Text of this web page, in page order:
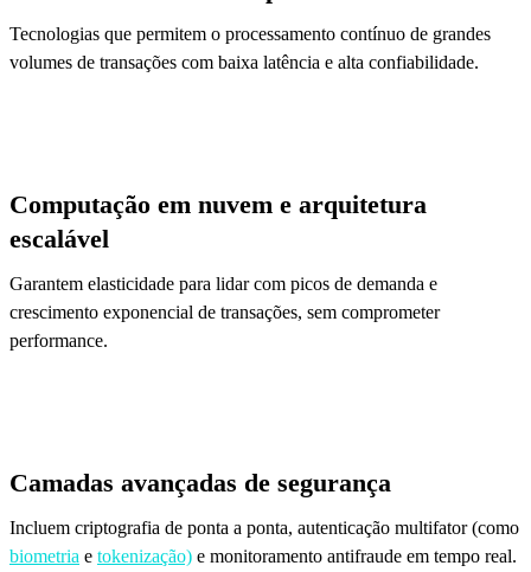
Tecnologias que permitem o processamento contínuo de grandes
volumes de transações com baixa latência e alta confiabilidade.
Computação em nuvem e arquitetura
escalável
Garantem elasticidade para lidar com picos de demanda e
crescimento exponencial de transações, sem comprometer
performance.
Camadas avançadas de segurança
Incluem criptografia de ponta a ponta, autenticação multifator (como
biometria e tokenização) e monitoramento antifraude em tempo real.